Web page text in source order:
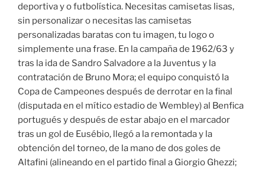
deportiva y o futbolística. Necesitas camisetas lisas,
sin personalizar o necesitas las camisetas
personalizadas baratas con tu imagen, tu logo o
simplemente una frase. En la campaña de 1962/63 y
tras la ida de Sandro Salvadore a la Juventus y la
contratación de Bruno Mora; el equipo conquistó la
Copa de Campeones después de derrotar en la final
(disputada en el mítico estadio de Wembley) al Benfica
portugués y después de estar abajo en el marcador
tras un gol de Eusébio, llegó a la remontada y la
obtención del torneo, de la mano de dos goles de
Altafini (alineando en el partido final a Giorgio Ghezzi;